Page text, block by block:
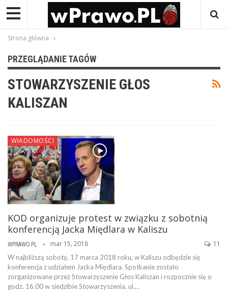
Strona główna
PRZEGLĄDANIE TAGÓW
STOWARZYSZENIE GŁOS
KALISZAN
WIADOMOŚCI
KOD organizuje protest w związku z sobotnią
konferencją Jacka Międlara w Kaliszu
WPRAWO.PL mar 15, 2018 11
W najbliższą sobotę, 17 marca 2018 roku, w Kaliszu odbędzie się
konferencja z udziałem Jacka Międlara. Spotkanie zostało
zorganizowane przez Stowarzyszenie Głos Kaliszan i rozpocznie się o
godz. 16.00 w siedzibie Stowarzyszenia, ul.…